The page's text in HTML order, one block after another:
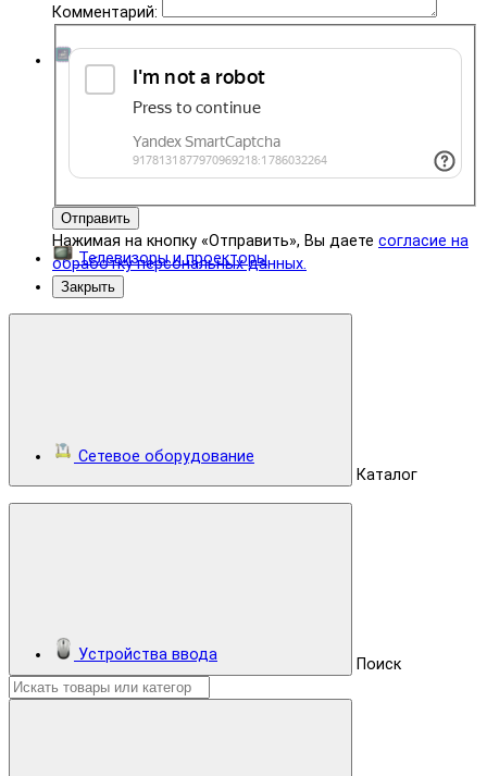
Комментарий:
Отправить
Нажимая на кнопку «Отправить», Вы даете согласие на
обработку персональных данных.
Закрыть
Каталог
Поиск
Комплектующие
Телевизоры и проекторы
Сетевое оборудование
Устройства ввода